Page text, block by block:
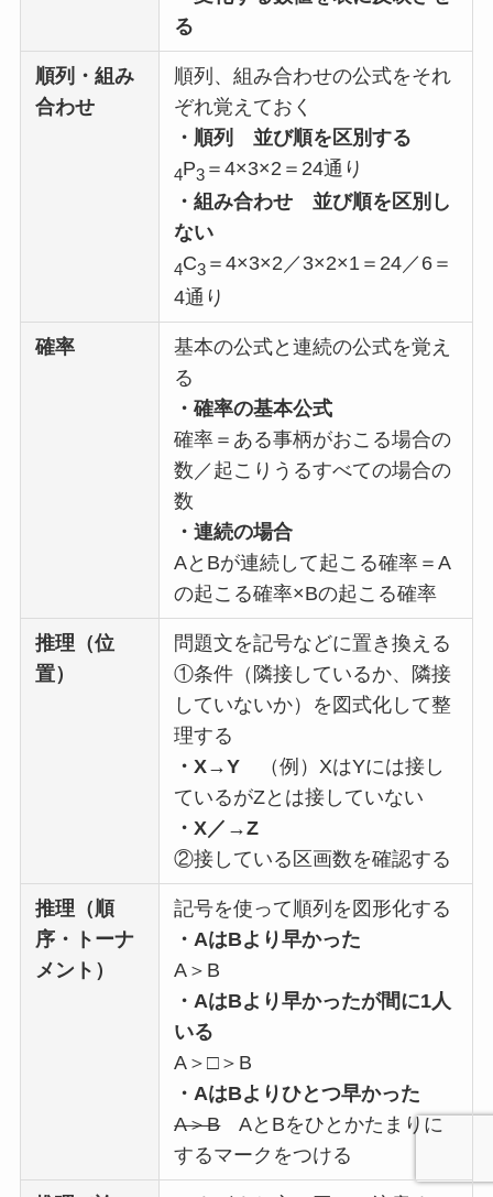
る
順列・組み
合わせ
順列、組み合わせの公式をそれ
ぞれ覚えておく
・順列
並び順を区別する
4P3 ＝4×3×2＝24通り
・組み合わせ
並び順を区別し
ない
4C3 ＝4×3×2／3×2×1＝24／6＝
4通り
確率
基本の公式と連続の公式を覚え
る
・確率の基本公式
確率＝ある事柄がおこる場合の
数／起こりうるすべての場合の
数
・連続の場合
AとBが連続して起こる確率＝A
の起こる確率×Bの起こる確率
推理（位
置）
問題文を記号などに置き換える
①条件（隣接しているか、隣接
していないか）を図式化して整
理する
・X→Y （例）XはYには接し
ているがZとは接していない
・X／→Z
②接している区画数を確認する
推理（順
序・トーナ
メント）
記号を使って順列を図形化する
・AはBより早かった
A＞B
・AはBより早かったが間に1人
いる
A＞□＞B
・AはBよりひとつ早かった
A＞BAとBをひとかたまりに
するマークをつける